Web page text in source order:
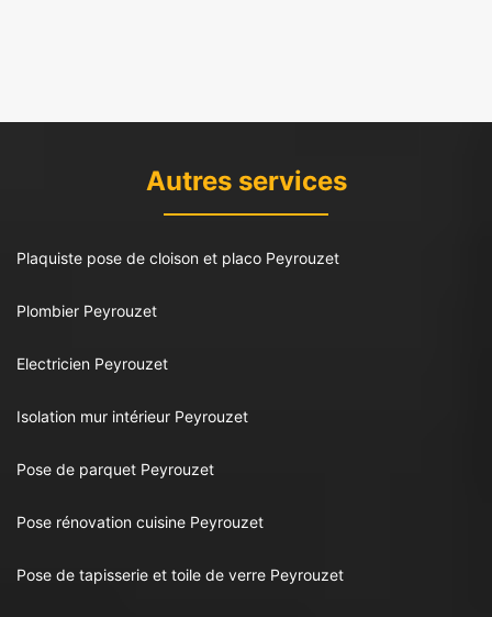
Autres services
Plaquiste pose de cloison et placo Peyrouzet
Plombier Peyrouzet
Electricien Peyrouzet
Isolation mur intérieur Peyrouzet
Pose de parquet Peyrouzet
Pose rénovation cuisine Peyrouzet
Pose de tapisserie et toile de verre Peyrouzet